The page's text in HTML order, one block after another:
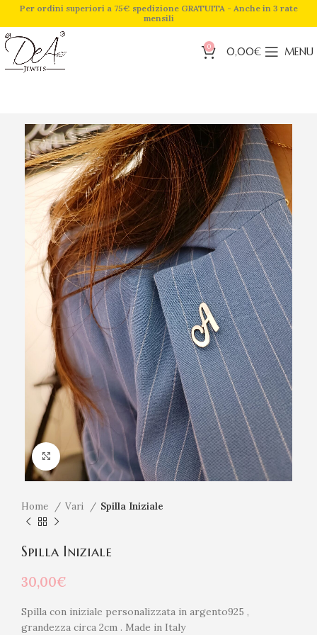
Per ordini superiori a 75€ spedizione GRATUITA - Anche in 3 rate
mensili
0 0,00€ MENU
Click to enlarge
Home Vari Spilla Iniziale
Spilla Iniziale
30,00€
Spilla con iniziale personalizzata in argento925 ,
grandezza circa 2cm . Made in Italy